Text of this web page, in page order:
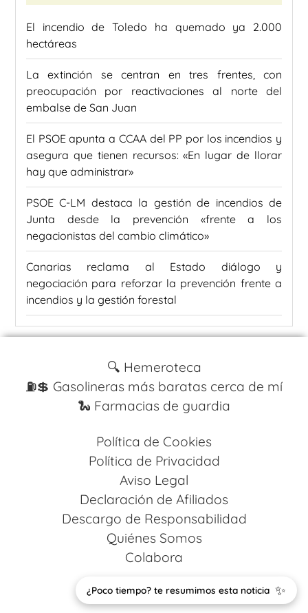
¿Poco tiempo? te resumimos esta noticia ✨
El incendio de Toledo ha quemado ya 2.000
hectáreas
La extinción se centran en tres frentes, con
preocupación por reactivaciones al norte del
embalse de San Juan
El PSOE apunta a CCAA del PP por los incendios y
asegura que tienen recursos: «En lugar de llorar
hay que administrar»
PSOE C-LM destaca la gestión de incendios de
Junta desde la prevención «frente a los
negacionistas del cambio climático»
Canarias reclama al Estado diálogo y
negociación para reforzar la prevención frente a
incendios y la gestión forestal
🔍 Hemeroteca
⛽️💲 Gasolineras más baratas cerca de mí
🐍 Farmacias de guardia
Política de Cookies
Política de Privacidad
Aviso Legal
Declaración de Afiliados
Descargo de Responsabilidad
Quiénes Somos
Colabora
Design byCodestack Solutions